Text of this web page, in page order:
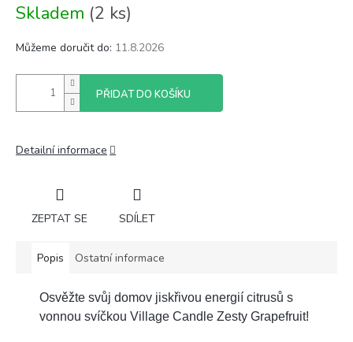
cena:
Skladem (2 ks)
Můžeme doručit do: 11.8.2026
PŘIDAT DO KOŠÍKU
Detailní informace
ZEPTAT SE SDÍLET
Popis Ostatní informace
Osvěžte svůj domov jiskřivou energií citrusů s
vonnou svíčkou Village Candle Zesty Grapefruit!